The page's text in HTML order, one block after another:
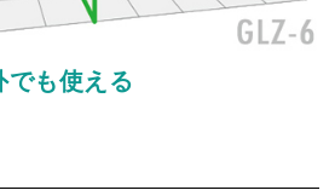
も使える
9時～12時/13時～17時まで